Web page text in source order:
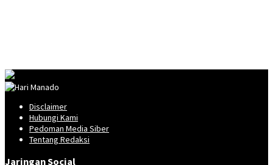
Disclaimer
Hubungi Kami
Pedoman Media Siber
Tentang Redaksi
Jaringan Social